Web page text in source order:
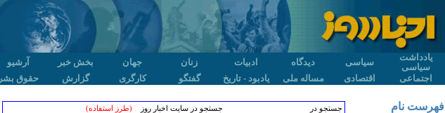
یادداشت
سیاسی
سیاسی دیدگاه ادبیات زنان جهان بخش خبر
آرشیو
اجتماعی
اقتصادی مساله ملی یادبود - تاریخ گفتگو کارگری گزارش حقوق بشر
جستجو در جستجو در سایت اخبار روز(طرز استفاده)
فهرست نام